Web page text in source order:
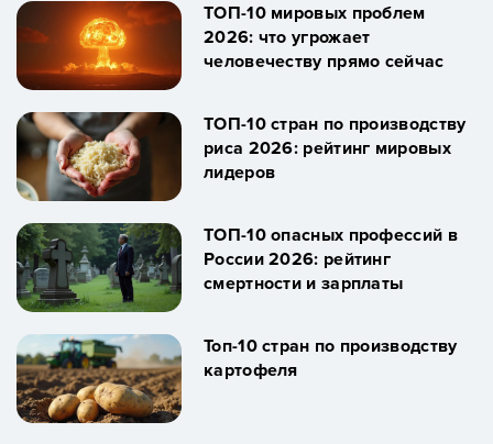
ТОП-10 мировых проблем
2026: что угрожает
человечеству прямо сейчас
ТОП-10 стран по производству
риса 2026: рейтинг мировых
лидеров
ТОП-10 опасных профессий в
России 2026: рейтинг
смертности и зарплаты
Топ-10 стран по производству
картофеля